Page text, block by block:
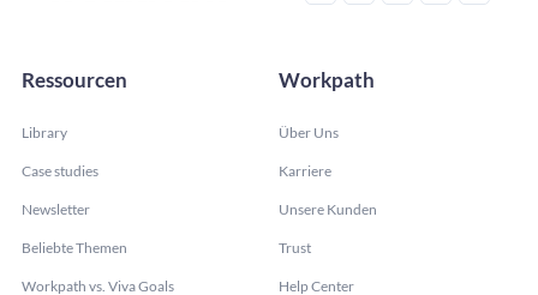
Ressourcen
Library
Case studies
Newsletter
Beliebte Themen
Workpath vs. Viva Goals
Workpath
Über Uns
Karriere
Unsere Kunden
Trust
Help Center